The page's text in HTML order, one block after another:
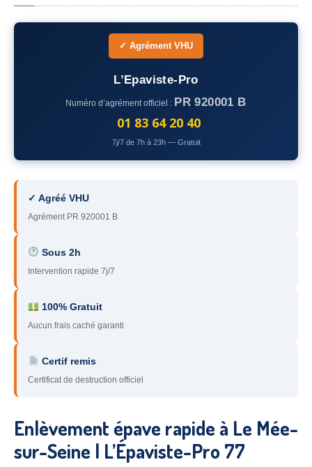
Où?
– Seine-et-Marne
– Yvelines
– Hauts-de-Seine
93– Seine-Saint-Denis
94 – Val-de-Marne
95– Val d’Oise
91 – Essonne
– Yonne
60 – Oise
45 – Loiret
10– Aube
✓ Agrément VHU
L’Epaviste-Pro
Numéro d’agrément officiel : PR 920001 B
01 83 64 20 40
7j/7 de 7h à 23h — Gratuit
✓ Agréé VHU
Agrément PR 920001 B
Sous 2h
Intervention rapide 7j/7
100% Gratuit
Aucun frais caché garanti
Certif remis
Certificat de destruction officiel
Enlèvement épave rapide à Le Mée-
sur-Seine | L’Épaviste-Pro 77